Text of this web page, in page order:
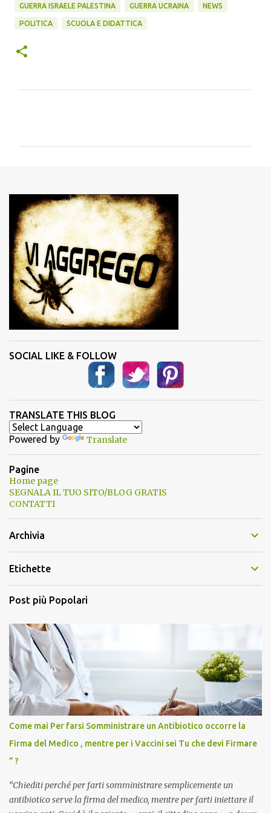
GUERRA ISRAELE PALESTINA GUERRA UCRAINA NEWS
POLITICA SCUOLA E DIDATTICA
n
t
i
SOCIAL LIKE & FOLLOW
TRANSLATE THIS BLOG
Powered by Translate
Pagine
Home page
SEGNALA IL TUO SITO/BLOG GRATIS
CONTATTI
Archivia
Etichette
Post più Popolari
Come mai Per farsi Somministrare un Antibiotico occorre la
Firma del Medico , mentre per i Vaccini sei Tu che devi Firmare
” ?
“Chiediti perché per farti somministrare semplicemente un
antibiotico serve la firma del medico, mentre per farti iniettare il